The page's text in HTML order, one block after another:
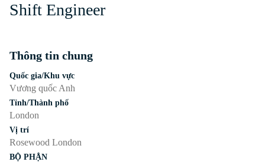
Shift Engineer
Thông tin chung
Nhấn phím cách hoặc enter để bật/tắt chế độ hiển thị của phần
Quốc gia/Khu vực
Vương quốc Anh
Tỉnh/Thành phố
London
Vị trí
Rosewood London
BỘ PHẬN